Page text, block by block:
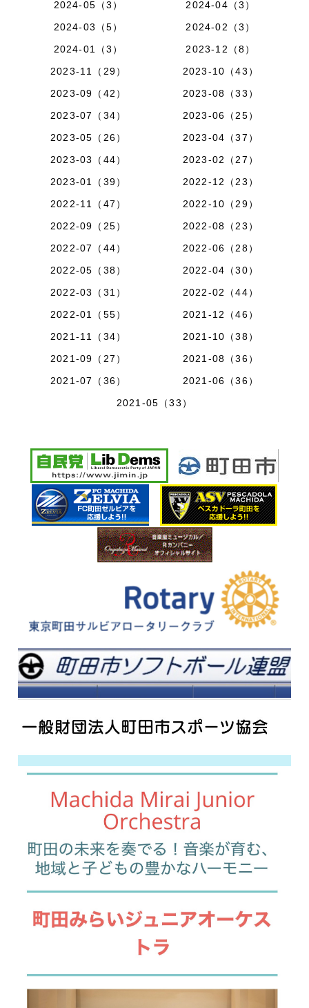
2024-05（3）
2024-04（3）
2024-03（5）
2024-02（3）
2024-01（3）
2023-12（8）
2023-11（29）
2023-10（43）
2023-09（42）
2023-08（33）
2023-07（34）
2023-06（25）
2023-05（26）
2023-04（37）
2023-03（44）
2023-02（27）
2023-01（39）
2022-12（23）
2022-11（47）
2022-10（29）
2022-09（25）
2022-08（23）
2022-07（44）
2022-06（28）
2022-05（38）
2022-04（30）
2022-03（31）
2022-02（44）
2022-01（55）
2021-12（46）
2021-11（34）
2021-10（38）
2021-09（27）
2021-08（36）
2021-07（36）
2021-06（36）
2021-05（33）